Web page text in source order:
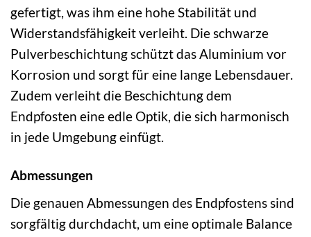
gefertigt, was ihm eine hohe Stabilität und
Widerstandsfähigkeit verleiht. Die schwarze
Pulverbeschichtung schützt das Aluminium vor
Korrosion und sorgt für eine lange Lebensdauer.
Zudem verleiht die Beschichtung dem
Endpfosten eine edle Optik, die sich harmonisch
in jede Umgebung einfügt.
Abmessungen
Die genauen Abmessungen des Endpfostens sind
sorgfältig durchdacht, um eine optimale Balance